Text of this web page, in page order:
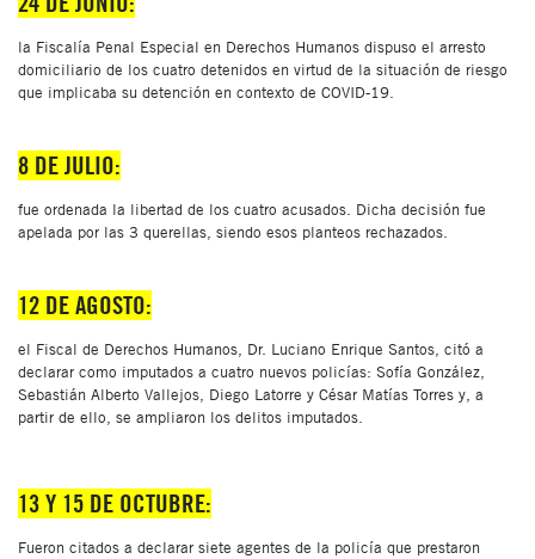
la Fiscalía Penal Especial en Derechos Humanos dispuso el arresto
domiciliario de los cuatro detenidos en virtud de la situación de riesgo
que implicaba su detención en contexto de COVID-19.
8 DE JULIO:
fue ordenada la libertad de los cuatro acusados. Dicha decisión fue
apelada por las 3 querellas, siendo esos planteos rechazados.
12 DE AGOSTO:
el Fiscal de Derechos Humanos, Dr. Luciano Enrique Santos, citó a
declarar como imputados a cuatro nuevos policías: Sofía González,
Sebastián Alberto Vallejos, Diego Latorre y César Matías Torres y, a
partir de ello, se ampliaron los delitos imputados.
13 Y 15 DE OCTUBRE:
Fueron citados a declarar siete agentes de la policía que prestaron